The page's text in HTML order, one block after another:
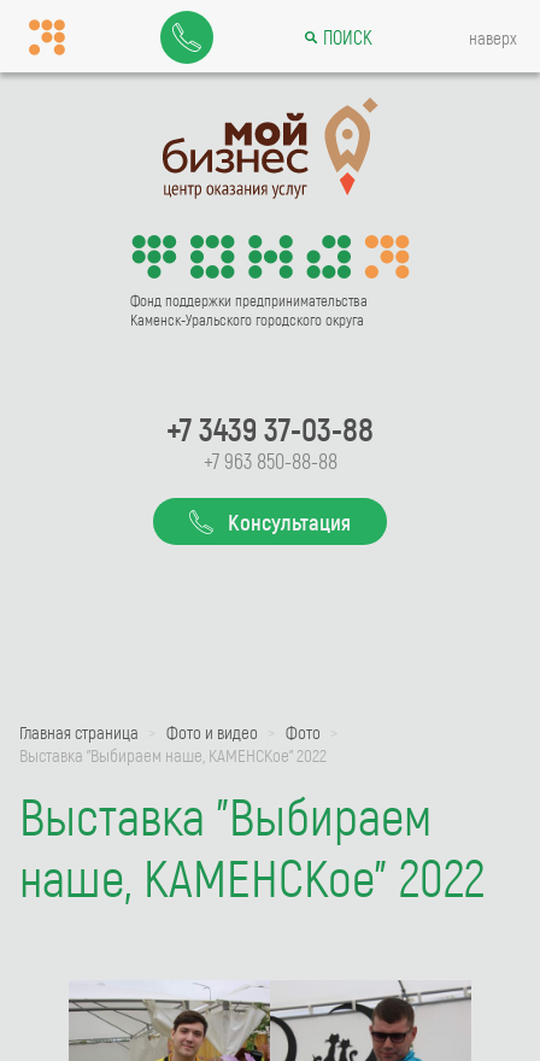
Фонд поддержки предпринимательства
Каменск-Уральского городского округа
+7 3439 37-03-88
+7 963 850-88-88
Консультация
Главная страница Фото и видео
Фото
Выставка "Выбираем наше, КАМЕНСКое" 2022
Выставка "Выбираем
наше, КАМЕНСКое" 2022
ПОИСК наверх